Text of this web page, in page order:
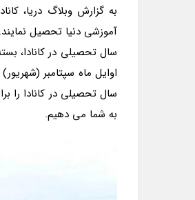
به گزارش وبلاگ دریا،
آموزشی دنیا تحصیل
سال تحصیلی در کانادا،
اوایل ماه سپتامبر
سال تحصیلی در کانادا را
به شما می دهیم.